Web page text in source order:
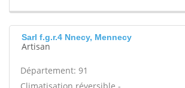
Sarl f.g.r.4 Nnecy, Mennecy
Artisan
Département: 91